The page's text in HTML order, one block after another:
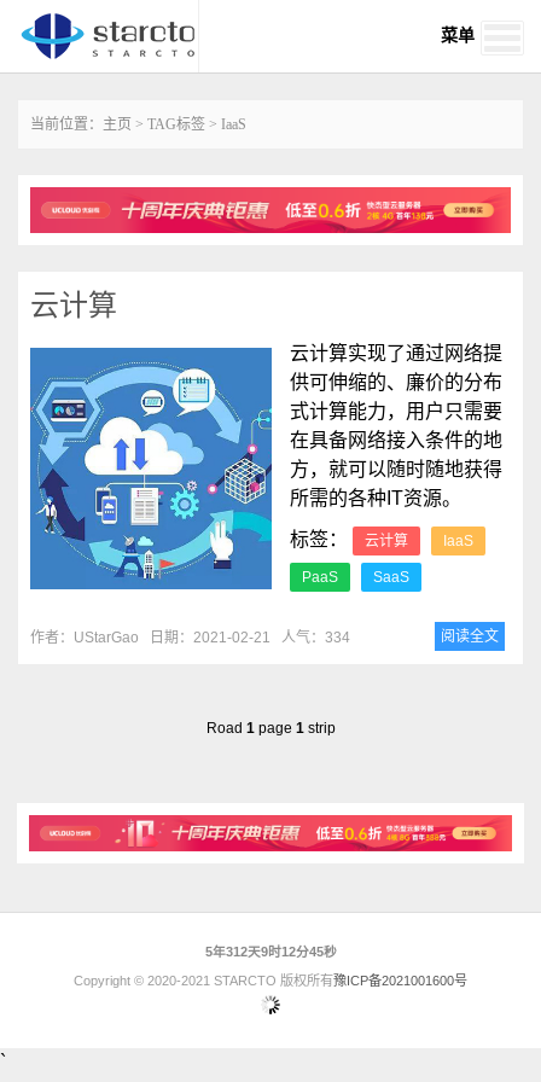
菜单
当前位置： 主页 > TAG标签 > IaaS
云计算
云计算实现了通过网络提
供可伸缩的、廉价的分布
式计算能力，用户只需要
在具备网络接入条件的地
方，就可以随时随地获得
所需的各种IT资源。
标签：
云计算 IaaS
PaaS SaaS
作者：UStarGao 日期：2021-02-21 人气：334 阅读全文
Road 1page 1strip
5年312天9时12分45秒
Copyright © 2020-2021 STARCTO 版权所有豫ICP备2021001600号
`